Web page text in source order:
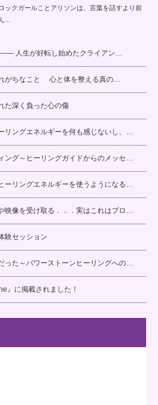
ックガールことアリソンは、言葉を話すより前
…
—— 人生が好転し始めたクライアン…
がちなこと 心と体を整える真の…
た深く負った心の傷
リングエネルギーを何も感じないし、…
ング～ヒーリングガイドからのメッセ…
ーリングエネルギーを使うようになる…
映像を受け取る．．．実はこれはプロ…
験セッション
った～パワーストーンヒーリングへの…
』に掲載されました！